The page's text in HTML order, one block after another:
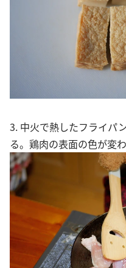
3. 中火で熱したフライパ
る。鶏肉の表面の色が変